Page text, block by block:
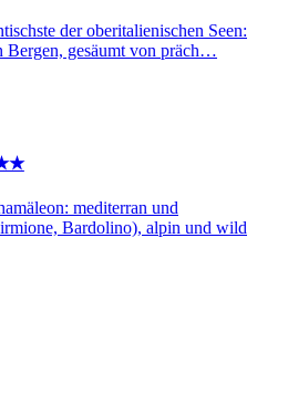
der oberitalienischen Seen:
gesäumt von präch…
mediterran und
Bardolino), alpin und wild